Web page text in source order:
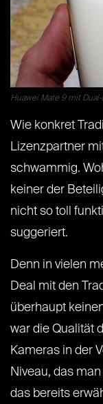
Huawei Mate 9 mit Dual-
Wie konkret
Lizenzpartner
schwammig.
keiner der
nicht so toll
suggeriert.
Denn in vielen
Deal mit den
überhaupt
war die Qualität
Kameras in der
Niveau, das
das bereits